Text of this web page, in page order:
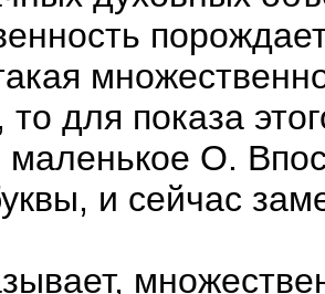
для показа
маленькое О.
и сейчас